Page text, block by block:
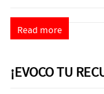
Read more
¡EVOCO TU